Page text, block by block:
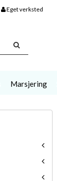
Eget verksted
Marsjering